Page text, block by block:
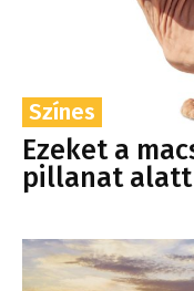
Színes
Ezeket a
pillanat alatt